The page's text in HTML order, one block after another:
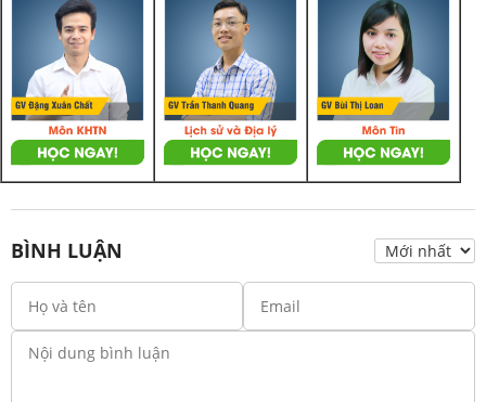
BÌNH LUẬN